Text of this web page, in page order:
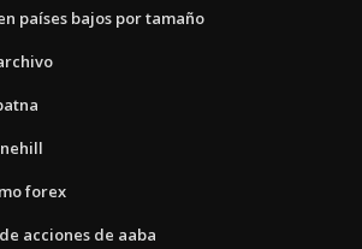
países bajos por tamaño
forex
acciones de aaba